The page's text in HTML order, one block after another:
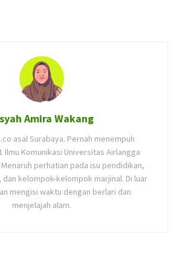
Amira Wakang
asal Surabaya. Pernah menempuh
Ilmu Komunikasi Universitas Airlangga
Menaruh perhatian pada isu pendidikan,
kelompok-kelompok marjinal. Di luar
mengisi waktu dengan berlari dan
menjelajah alam.